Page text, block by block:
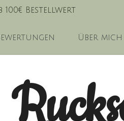
100€ Bestellwert
Über mich